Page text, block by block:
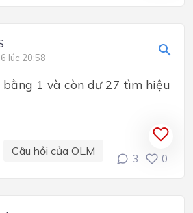
lúc 20:58
bằng 1 và còn dư 27 tìm hiệu
Câu hỏi của OLM
3 0